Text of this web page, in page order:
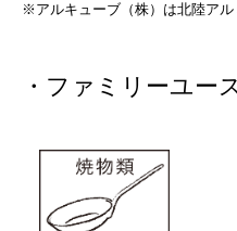
※アルキューブ（株）は北陸アル
・ファミリーユー